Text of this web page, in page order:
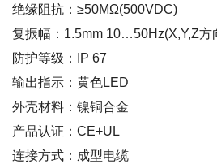
绝缘阻抗：≥50MΩ(500VDC)
复振幅：1.5mm 10…50Hz(X,Y,Z方
防护等级：IP 67
输出指示：黄色LED
外壳材料：镍铜合金
产品认证：CE+UL
连接方式：成型电缆